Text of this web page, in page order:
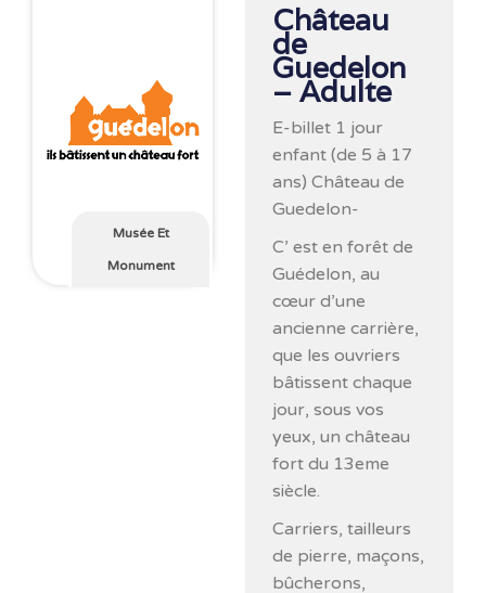
Musée Et
Monument
Château
de
Guedelon
– Adulte
E-billet 1 jour
enfant (de 5 à 17
ans) Château de
Guedelon-
C’ est en forêt de
Guédelon, au
cœur d’une
ancienne carrière,
que les ouvriers
bâtissent chaque
jour, sous vos
yeux, un château
fort du 13eme
siècle.
Carriers, tailleurs
de pierre, maçons,
bûcherons,